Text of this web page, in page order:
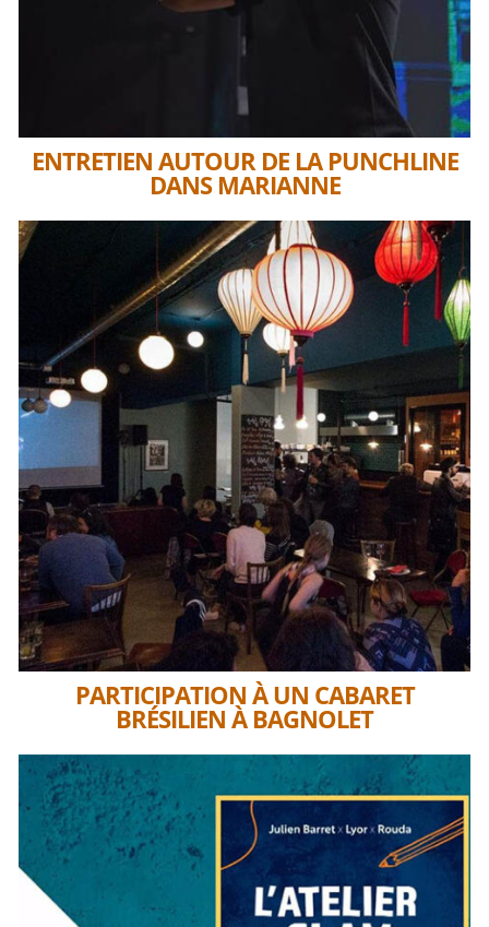
ENTRETIEN AUTOUR DE LA PUNCHLINE
DANS MARIANNE
PARTICIPATION À UN CABARET
BRÉSILIEN À BAGNOLET